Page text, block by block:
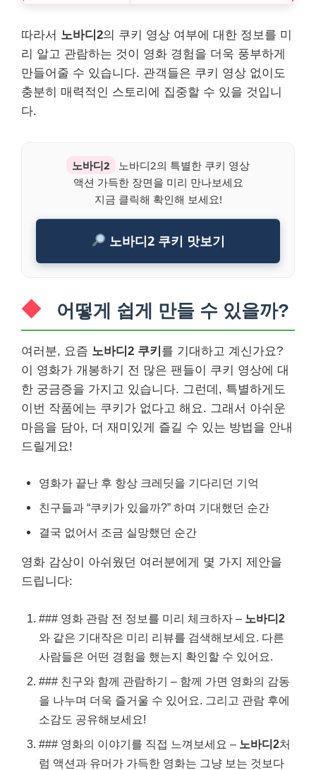
따라서 노바디2의 쿠키 영상 여부에 대한 정보를 미
리 알고 관람하는 것이 영화 경험을 더욱 풍부하게
만들어줄 수 있습니다. 관객들은 쿠키 영상 없이도
충분히 매력적인 스토리에 집중할 수 있을 것입니
다.
노바디2
노바디2의 특별한 쿠키 영상
액션 가득한 장면을 미리 만나보세요
지금 클릭해 확인해 보세요!
노바디2 쿠키 맛보기
어떻게 쉽게 만들 수 있을까?
여러분, 요즘 노바디2 쿠키 를 기대하고 계신가요?
이 영화가 개봉하기 전 많은 팬들이 쿠키 영상에 대
한 궁금증을 가지고 있습니다. 그런데, 특별하게도
이번 작품에는 쿠키가 없다고 해요. 그래서 아쉬운
마음을 담아, 더 재미있게 즐길 수 있는 방법을 안내
드릴게요!
영화가 끝난 후 항상 크레딧을 기다리던 기억
친구들과 “쿠키가 있을까?” 하며 기대했던 순간
결국 없어서 조금 실망했던 순간
영화 감상이 아쉬웠던 여러분에게 몇 가지 제안을
드립니다:
### 영화 관람 전 정보를 미리 체크하자 – 노바디2
와 같은 기대작은 미리 리뷰를 검색해보세요. 다른
사람들은 어떤 경험을 했는지 확인할 수 있어요.
### 친구와 함께 관람하기 – 함께 가면 영화의 감동
을 나누며 더욱 즐거울 수 있어요. 그리고 관람 후에
소감도 공유해보세요!
### 영화의 이야기를 직접 느껴보세요 – 노바디2처
럼 액션과 유머가 가득한 영화는 그냥 보는 것보다